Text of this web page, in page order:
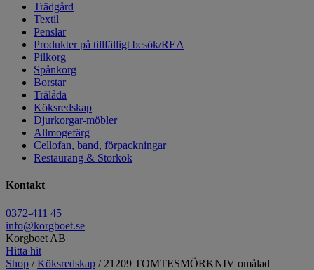
Trädgård
Textil
Penslar
Produkter på tillfälligt besök/REA
Pilkorg
Spånkorg
Borstar
Trälåda
Köksredskap
Djurkorgar-möbler
Allmogefärg
Cellofan, band, förpackningar
Restaurang & Storkök
Kontakt
0372-411 45
info@korgboet.se
Korgboet AB
Hitta hit
Shop /Köksredskap / 21209 TOMTESMÖRKNIV omålad